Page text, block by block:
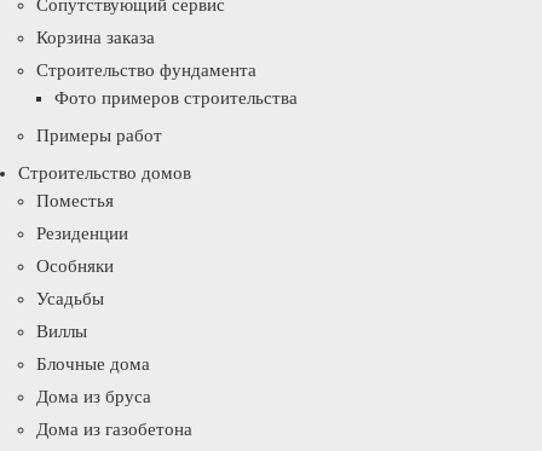
Сопутствующий сервис
Корзина заказа
Строительство фундамента
Фото примеров строительства
Примеры работ
Строительство домов
Поместья
Резиденции
Особняки
Усадьбы
Виллы
Блочные дома
Дома из бруса
Дома из газобетона